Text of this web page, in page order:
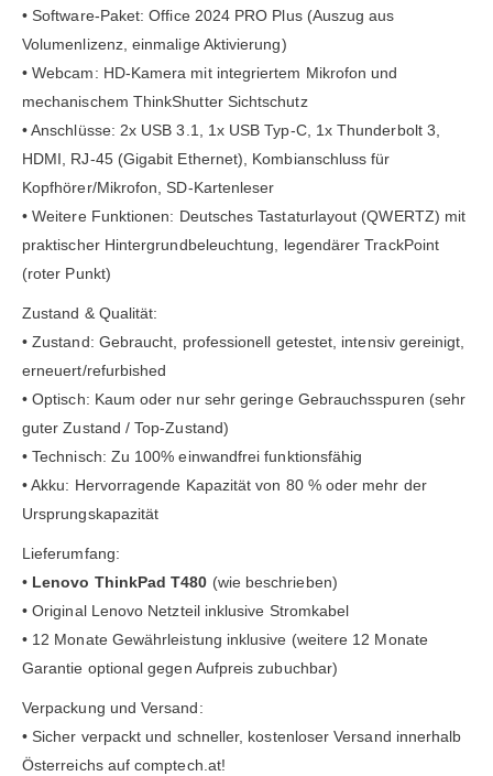
• Software-Paket: Office 2024 PRO Plus (Auszug aus
Volumenlizenz, einmalige Aktivierung)
• Webcam: HD-Kamera mit integriertem Mikrofon und
mechanischem ThinkShutter Sichtschutz
• Anschlüsse: 2x USB 3.1, 1x USB Typ-C, 1x Thunderbolt 3,
HDMI, RJ-45 (Gigabit Ethernet), Kombianschluss für
Kopfhörer/Mikrofon, SD-Kartenleser
• Weitere Funktionen: Deutsches Tastaturlayout (QWERTZ) mit
praktischer Hintergrundbeleuchtung, legendärer TrackPoint
(roter Punkt)
Zustand & Qualität:
• Zustand: Gebraucht, professionell getestet, intensiv gereinigt,
erneuert/refurbished
• Optisch: Kaum oder nur sehr geringe Gebrauchsspuren (sehr
guter Zustand / Top-Zustand)
• Technisch: Zu 100% einwandfrei funktionsfähig
• Akku: Hervorragende Kapazität von 80 % oder mehr der
Ursprungskapazität
Lieferumfang:
• Lenovo ThinkPad T480 (wie beschrieben)
• Original Lenovo Netzteil inklusive Stromkabel
• 12 Monate Gewährleistung inklusive (weitere 12 Monate
Garantie optional gegen Aufpreis zubuchbar)
Verpackung und Versand:
• Sicher verpackt und schneller, kostenloser Versand innerhalb
Österreichs auf comptech.at!